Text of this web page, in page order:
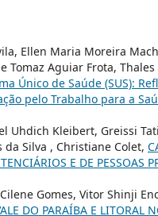
Ellen Maria Moreira
Tomaz Aguiar Frota,
Único de Saúde (SUS):
pelo Trabalho para a
Uhdich Kleibert, Greissi
da Silva , Christiane Colet,
E DE PESSOAS
Gomes, Vitor Shinji
DO PARAÍBA E LITORAL